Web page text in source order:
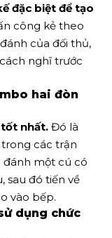
đặc biệt để tạo
công kẻ theo
của đối thủ,
nghĩ trước
hai đòn
nhất. Đó là
các trận
đánh một cú có
sau đó tiến về
vào bếp.
dụng chức